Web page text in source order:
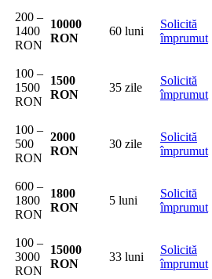
200 –
1400
RON
10000
RON
60 luni
Solicită
împrumut
100 –
1500
RON
1500
RON
35 zile
Solicită
împrumut
100 –
500
RON
2000
RON
30 zile
Solicită
împrumut
600 –
1800
RON
1800
RON
5 luni
Solicită
împrumut
100 –
3000
RON
15000
RON
33 luni
Solicită
împrumut